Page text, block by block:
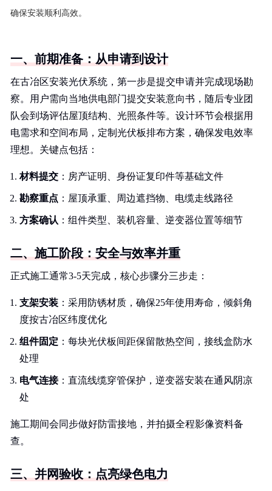
确保安装顺利高效。
一、前期准备：从申请到设计
在古冶区安装光伏系统，第一步是提交申请并完成现场勘
察。用户需向当地供电部门提交安装意向书，随后专业团
队会到场评估屋顶结构、光照条件等。设计环节会根据用
电需求和空间布局，定制光伏板排布方案，确保发电效率
理想。关键点包括：
材料提交 ：房产证明、身份证复印件等基础文件
勘察重点 ：屋顶承重、周边遮挡物、电缆走线路径
方案确认 ：组件类型、装机容量、逆变器位置等细节
二、施工阶段：安全与效率并重
正式施工通常3-5天完成，核心步骤分三步走：
支架安装 ：采用防锈材质，确保25年使用寿命，倾斜角
度按古冶区纬度优化
组件固定 ：每块光伏板间距保留散热空间，接线盒防水
处理
电气连接：直流线缆穿管保护，逆变器安装在通风阴凉
处
施工期间会同步做好防雷接地，并拍摄全程影像资料备
查。
三、并网验收：点亮绿色电力